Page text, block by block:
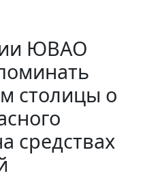
ЮВАО
столицы о
средствах